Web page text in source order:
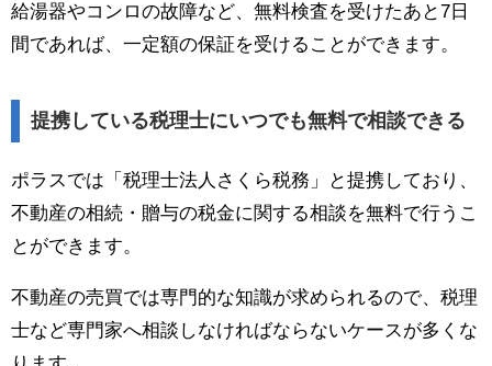
給湯器やコンロの故障など、無料検査を受けたあと7日
間であれば、一定額の保証を受けることができます。
提携している税理士にいつでも無料で相談できる
ポラスでは「税理士法人さくら税務」と提携しており、
不動産の相続・贈与の税金に関する相談を無料で行うこ
とができます。
不動産の売買では専門的な知識が求められるので、税理
士など専門家へ相談しなければならないケースが多くな